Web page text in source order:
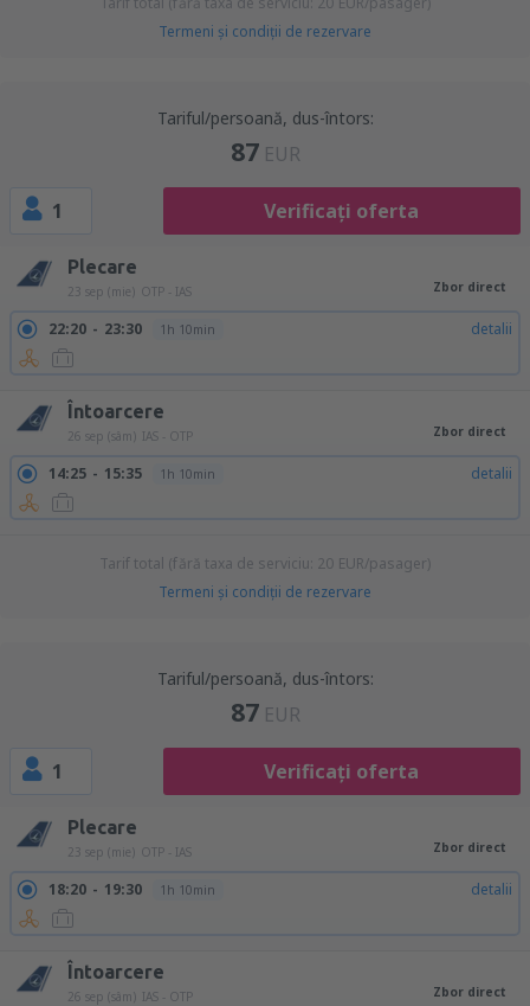
Termeni şi condiţii de rezervare
Tariful/persoană, dus-întors:
87 EUR
1 Verificați oferta
Plecare
23 sep (mie) OTP - IAS Zbor direct
22:20 23:30 1h 10min detalii
Întoarcere
26 sep (sâm) IAS - OTP Zbor direct
14:25 15:35 1h 10min detalii
Tarif total (fără taxa de serviciu: 20 EUR/pasager)
Termeni şi condiţii de rezervare
Tariful/persoană, dus-întors:
87 EUR
1 Verificați oferta
Plecare
23 sep (mie) OTP - IAS Zbor direct
18:20 19:30 1h 10min detalii
Întoarcere
26 sep (sâm) IAS - OTP Zbor direct